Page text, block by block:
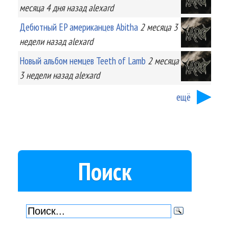
месяца 4 дняназад alexard
Дебютный EP американцев Abitha 2 месяца 3
неделиназад alexard
Новый альбом немцев Teeth of Lamb 2 месяца
3 неделиназад alexard
ещё
Поиск